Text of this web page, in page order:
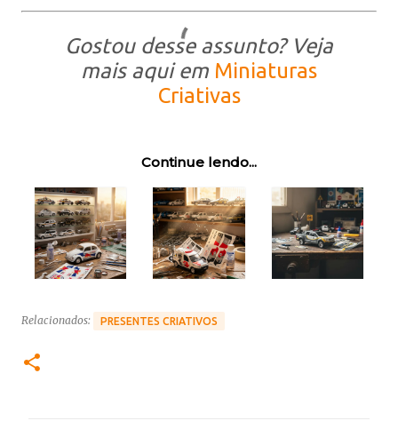
Gostou desse assunto? Veja
mais aqui em Miniaturas
Criativas
Continue lendo...
Relacionados: PRESENTES CRIATIVOS